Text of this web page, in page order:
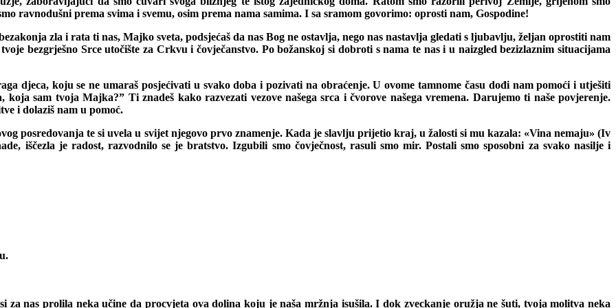
ravnodušni prema svima i svemu, osim prema nama samima. I sa sramom govorimo: oprosti nam, Gospodine!
zla i rata ti nas, Majko sveta, podsjećaš da nas Bog ne ostavlja, nego nas nastavlja gledati s ljubavlju, željan oprostiti nam
bezgrješno Srce utočište za Crkvu i čovječanstvo. Po božanskoj si dobroti s nama te nas i u naizgled bezizlaznim situacijama
djeca, koju se ne umaraš posjećivati u svako doba i pozivati na obraćenje. U ovome tamnome času dođi nam pomoći i utješiti
sam tvoja Majka?ˮ Ti znadeš kako razvezati vezove našega srca i čvorove našega vremena. Darujemo ti naše povjerenje.
i dolaziš nam u pomoć.
posredovanja te si uvela u svijet njegovo prvo znamenje. Kada je slavlju prijetio kraj, u žalosti si mu kazala: «Vina nemaju» (Iv
iščezla je radost, razvodnilo se je bratstvo. Izgubili smo čovječnost, rasuli smo mir. Postali smo sposobni za svako nasilje i
za nas prolila neka učine da procvjeta ova dolina koju je naša mržnja isušila. I dok zveckanje oružja ne šuti, tvoja molitva neka